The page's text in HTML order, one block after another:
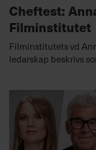
Cheftest:
Filminstitutet
Filminstitutets vd
ledarskap beskrivs